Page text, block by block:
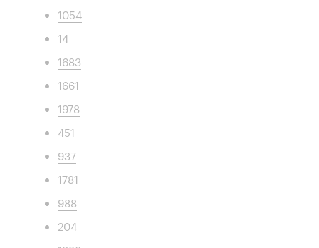
1054
14
1683
1661
1978
451
937
1781
988
204